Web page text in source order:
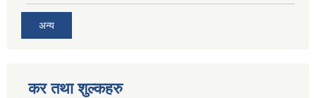
अन्य
कर तथा शुल्कहरु